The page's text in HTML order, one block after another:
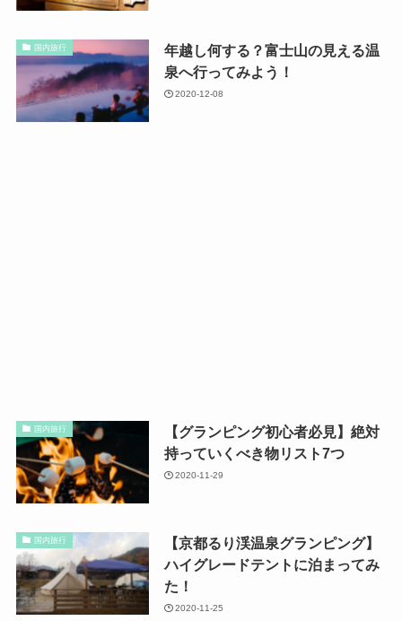
国内旅行
年越し何する？富士山の見える温
泉へ行ってみよう！
2020-12-08
国内旅行
【グランピング初心者必見】絶対
持っていくべき物リスト7つ
2020-11-29
国内旅行
【京都るり渓温泉グランピング】
ハイグレードテントに泊まってみ
た！
2020-11-25